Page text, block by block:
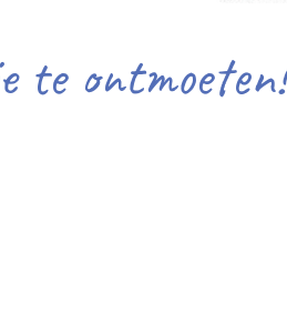
te ontmoeten!